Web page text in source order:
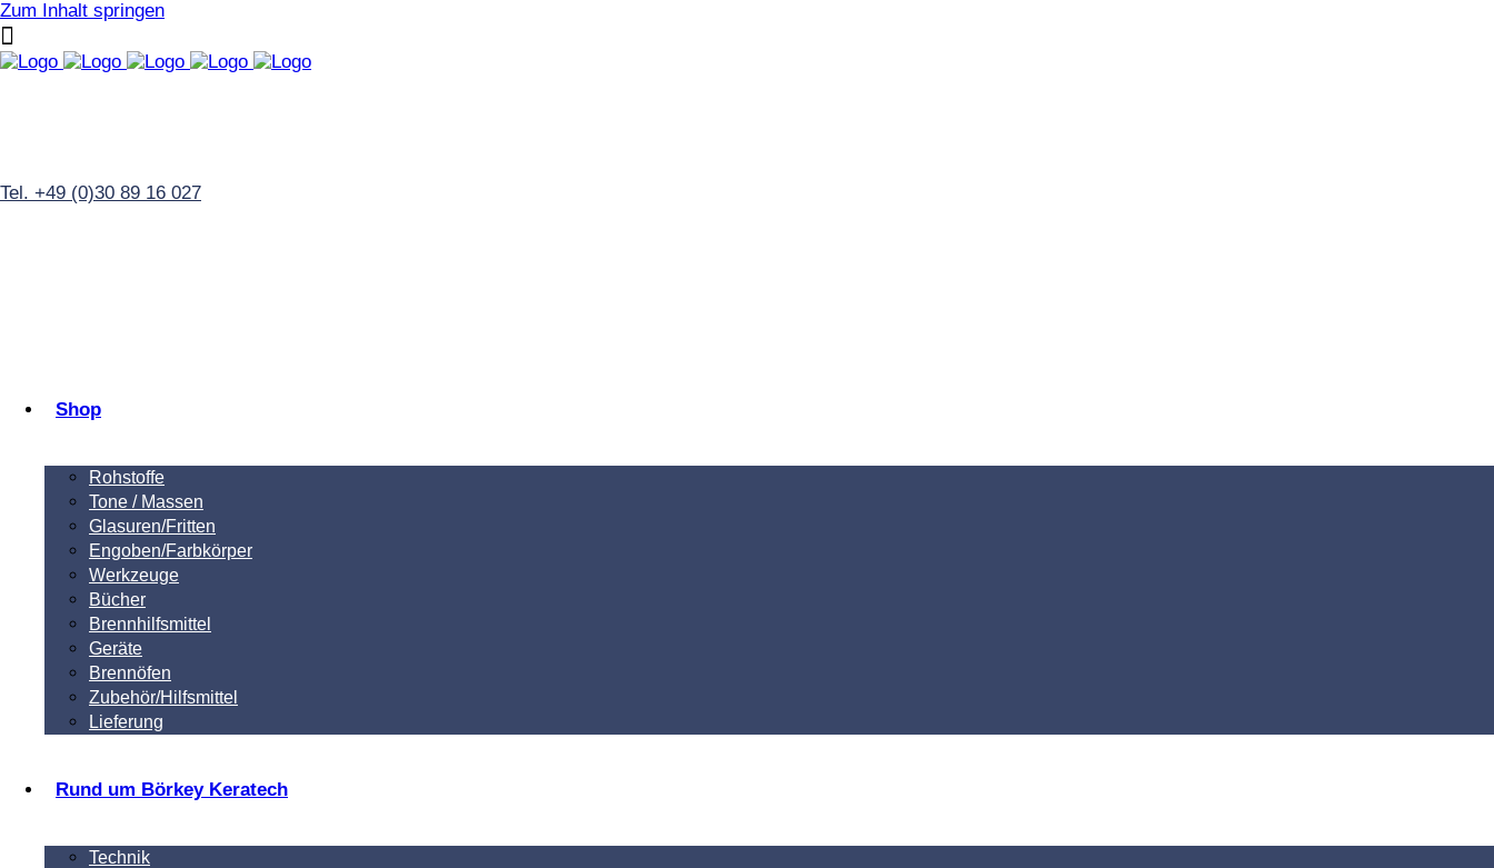
Zum Inhalt springen
Tel. +49 (0)30 89 16 027
Shop
Rohstoffe
Tone / Massen
Glasuren/Fritten
Engoben/Farbkörper
Werkzeuge
Bücher
Brennhilfsmittel
Geräte
Brennöfen
Zubehör/Hilfsmittel
Lieferung
Rund um Börkey Keratech
Technik